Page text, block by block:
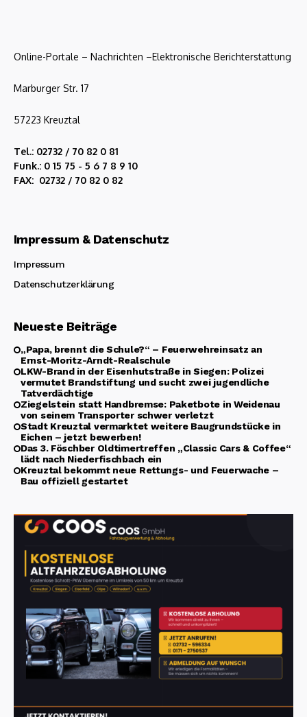
Online-Portale – Nachrichten –Elektronische Berichterstattung
Marburger Str. 17
57223 Kreuztal
Tel.: 02732 / 70 82 0 81
Funk.: 0 15 75 - 5 6 7 8 9 10
FAX: 02732 / 70 82 0 82
Impressum & Datenschutz
Impressum
Datenschutzerklärung
Neueste Beiträge
„Papa, brennt die Schule?“ – Feuerwehreinsatz an
Ernst-Moritz-Arndt-Realschule
LKW-Brand in der Eisenhutstraße in Siegen: Polizei
vermutet Brandstiftung und sucht zwei jugendliche
Tatverdächtige
Ziegelstein statt Handbremse: Paketbote in Weidenau
von seinem Transporter schwer verletzt
Stadt Kreuztal vermarktet weitere Baugrundstücke in
Eichen – jetzt bewerben!
Das 3. Föschber Oldtimertreffen „Classic Cars & Coffee“
lädt nach Niederfischbach ein
Kreuztal bekommt neue Rettungs- und Feuerwache –
Bau offiziell gestartet